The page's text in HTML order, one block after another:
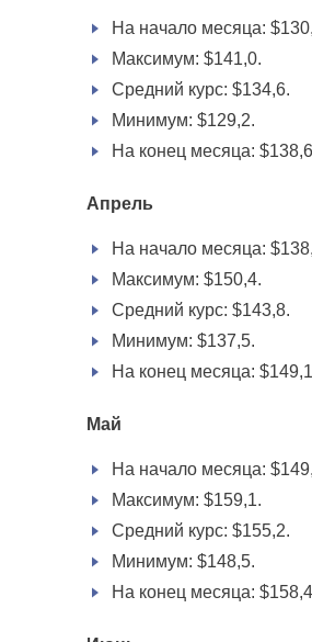
На начало месяца:
Максимум: $141,0.
Средний курс: $134,6.
Минимум: $129,2.
На конец месяца:
Апрель
На начало месяца:
Максимум: $150,4.
Средний курс: $143,8.
Минимум: $137,5.
На конец месяца:
Май
На начало месяца:
Максимум: $159,1.
Средний курс: $155,2.
Минимум: $148,5.
На конец месяца: